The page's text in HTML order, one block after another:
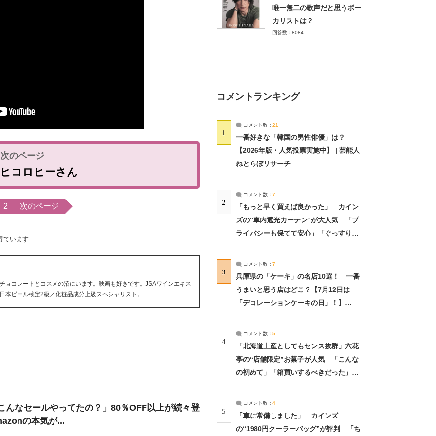
コロヒーさん
2 次のページ
ています
ョコレートとコスメの沼にいます。映画も好きです。JSAワインエキス
ビール検定2級／化粧品成分上級スペシャリスト。
んなセールやってたの？」80％OFF以上が続々登
の本気が...
唯一無二の歌声だと思うボー
カリストは？
回答数：8084
コメントランキング
1
コメント数： 21
一番好きな「韓国の男性俳優」は？
【2026年版・人気投票実施中】 | 芸能人
ねとらぼリサーチ
2
コメント数： 7
「もっと早く買えば良かった」 カイン
ズの“車内遮光カーテン”が大人気 「プ
ライバシーも保てて安心」「ぐっすり眠
3
コメント数： 7
兵庫県の「ケーキ」の名店10選！ 一番
うまいと思う店はどこ？【7月12日は
「デコレーションケーキの日」！】
4
コメント数： 5
「北海道土産としてもセンス抜群」六花
亭の“店舗限定”お菓子が人気 「こんな
の初めて」「箱買いするべきだった」
5
コメント数： 4
「車に常備しました」 カインズ
の“1980円クーラーバッグ”が評判 「ち